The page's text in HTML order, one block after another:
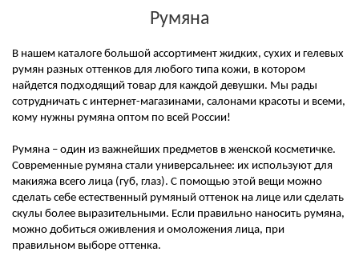
Румяна
В нашем каталоге большой ассортимент жидких, сухих и гелевых
румян разных оттенков для любого типа кожи, в котором
найдется подходящий товар для каждой девушки. Мы рады
сотрудничать с интернет-магазинами, салонами красоты и всеми,
кому нужны румяна оптом по всей России!
Румяна – один из важнейших предметов в женской косметичке.
Современные румяна стали универсальнее: их используют для
макияжа всего лица (губ, глаз). С помощью этой вещи можно
сделать себе естественный румяный оттенок на лице или сделать
скулы более выразительными. Если правильно наносить румяна,
можно добиться оживления и омоложения лица, при
правильном выборе оттенка.